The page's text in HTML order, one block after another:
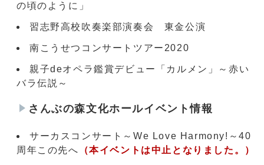
の頃のように」
習志野高校吹奏楽部演奏会 東金公演
南こうせつコンサートツアー2020
親子deオペラ鑑賞デビュー「カルメン」～赤い
バラ伝説～
さんぶの森文化ホールイベント情報
サーカスコンサート～We Love Harmony!～40
周年この先へ （本イベントは中止となりました。）